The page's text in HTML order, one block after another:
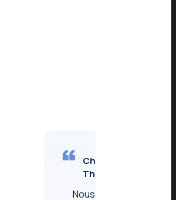
Christian
Thierens
Nous sommes